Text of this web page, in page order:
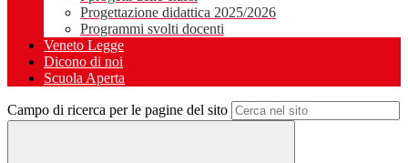
Progettazione didattica 2025/2026
Programmi svolti docenti
Veneto Legge
Dicono di noi
Scuola Aperta
Campo di ricerca per le pagine del sito